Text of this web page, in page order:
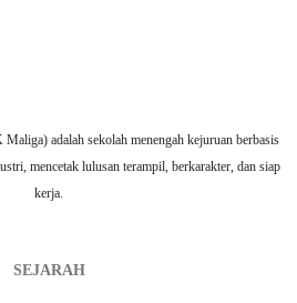
adalah sekolah menengah kejuruan berbasis
mencetak lulusan terampil, berkarakter, dan siap
kerja.
SEJARAH